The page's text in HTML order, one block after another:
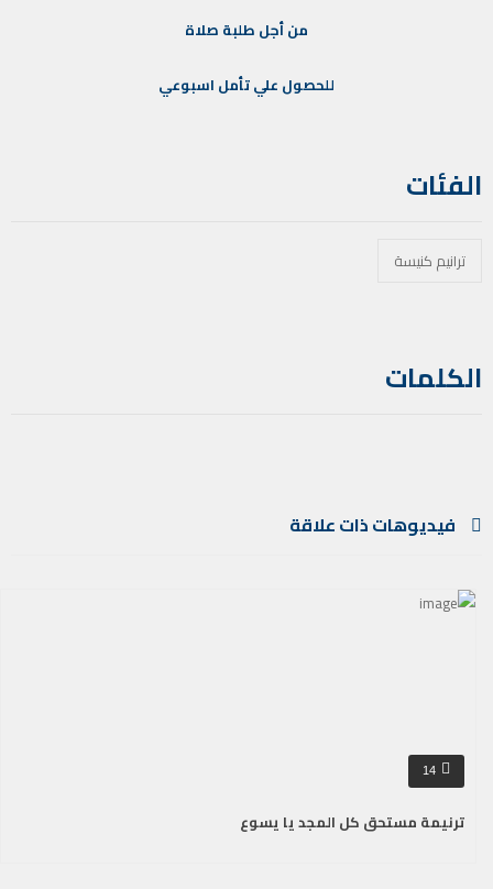
منأجل طلبة صلاة
للحصول عليتأمل اسبوعي
الفئات
ترانيم كنيسة
الكلمات
فيديوهات ذات علاقة
14
ترنيمة مستحق كل المجد يا يسوع